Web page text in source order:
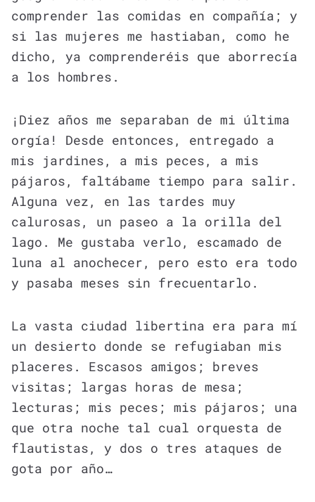
comprender las comidas en compañía; y
si las mujeres me hastiaban, como he
dicho, ya comprenderéis que aborrecía
a los hombres.
¡Diez años me separaban de mi última
orgía! Desde entonces, entregado a
mis jardines, a mis peces, a mis
pájaros, faltábame tiempo para salir.
Alguna vez, en las tardes muy
calurosas, un paseo a la orilla del
lago. Me gustaba verlo, escamado de
luna al anochecer, pero esto era todo
y pasaba meses sin frecuentarlo.
La vasta ciudad libertina era para mí
un desierto donde se refugiaban mis
placeres. Escasos amigos; breves
visitas; largas horas de mesa;
lecturas; mis peces; mis pájaros; una
que otra noche tal cual orquesta de
flautistas, y dos o tres ataques de
gota por año…